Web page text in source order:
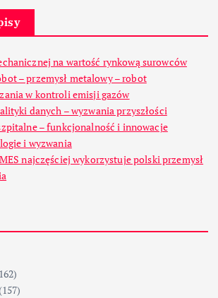
na wartość rynkową surowców
– przemysł metalowy – robot
w kontroli emisji gazów
danych – wyzwania przyszłości
– funkcjonalność i innowacje
i wyzwania
najczęściej wykorzystuje polski przemysł
(157)